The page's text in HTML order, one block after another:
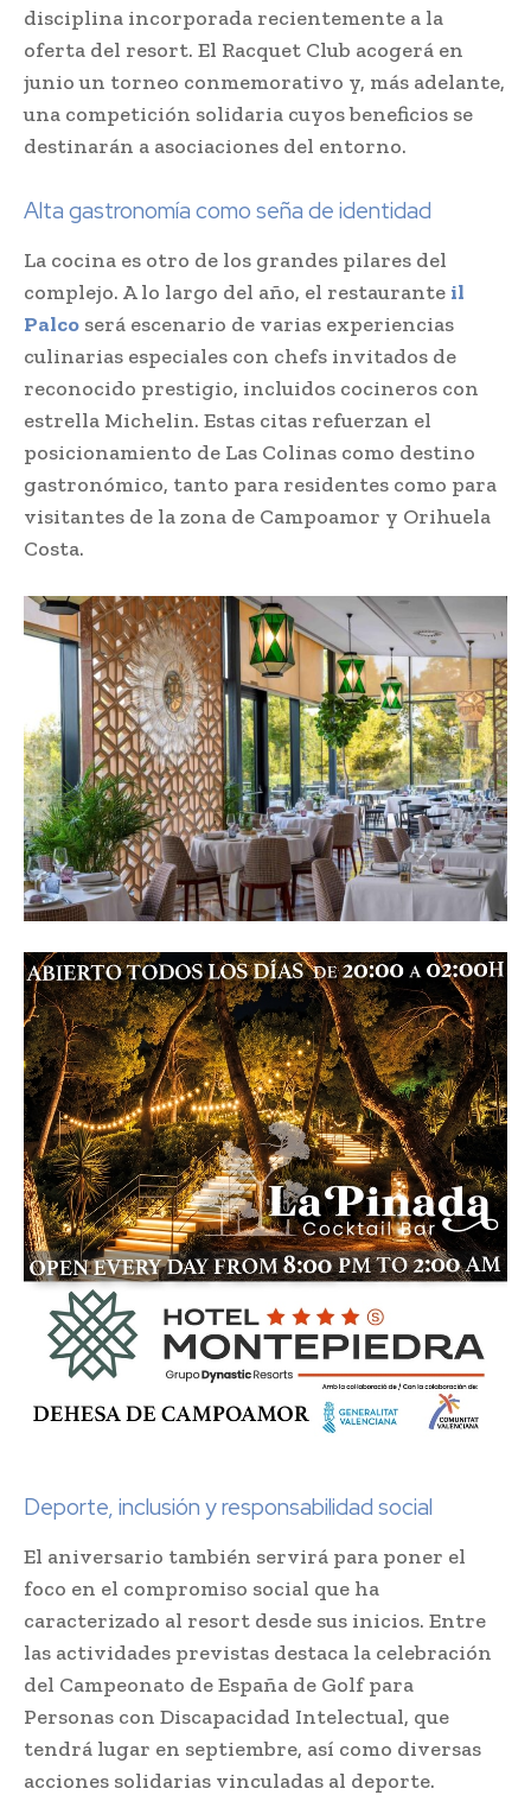
disciplina incorporada recientemente a la
oferta del resort. El Racquet Club acogerá en
junio un torneo conmemorativo y, más adelante,
una competición solidaria cuyos beneficios se
destinarán a asociaciones del entorno.
Alta gastronomía como seña de identidad
La cocina es otro de los grandes pilares del
complejo. A lo largo del año, el restaurante il
Palco será escenario de varias experiencias
culinarias especiales con chefs invitados de
reconocido prestigio, incluidos cocineros con
estrella Michelin. Estas citas refuerzan el
posicionamiento de Las Colinas como destino
gastronómico, tanto para residentes como para
visitantes de la zona de Campoamor y Orihuela
Costa.
Deporte, inclusión y responsabilidad social
El aniversario también servirá para poner el
foco en el compromiso social que ha
caracterizado al resort desde sus inicios. Entre
las actividades previstas destaca la celebración
del Campeonato de España de Golf para
Personas con Discapacidad Intelectual, que
tendrá lugar en septiembre, así como diversas
acciones solidarias vinculadas al deporte.